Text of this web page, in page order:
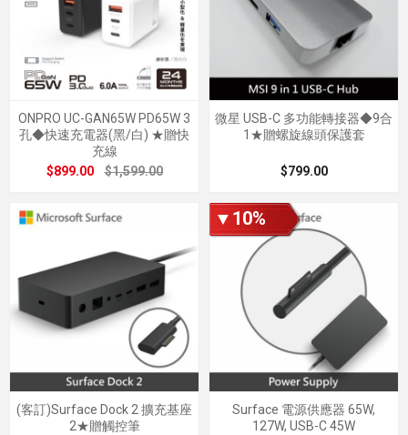
ONPRO UC-GAN65W PD65W 3
孔◆快速充電器(黑/白) ★贈快
充線
$899.00
$1,599.00
微星 USB-C 多功能轉接器◆9合
1★贈螺旋線頭保護套
$799.00
(客訂)Surface Dock 2 擴充基座
2★贈觸控筆
▼10%
Surface 電源供應器 65W,
127W, USB-C 45W